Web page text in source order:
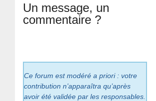
Un message, un
commentaire ?
Ce forum est modéré a priori : votre
contribution n’apparaîtra qu’après
avoir été validée par les responsables.